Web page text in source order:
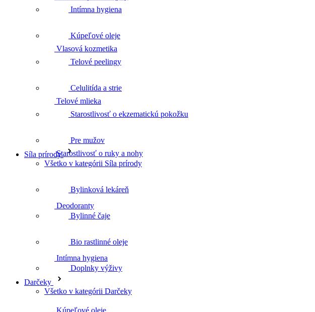
Vlasová kozmetika
Telové mlieka
Starostlivosť o ruky a nohy
Deodoranty
Intímna hygiena
Kúpeľové oleje
Intímna hygiena
Kúpeľové oleje
Telové peelingy
Celulitída a strie
Starostlivosť o ekzematickú pokožku
Pre mužov
Síla prírody
Všetko v kategórii Síla prírody
Bylinková lekáreň
Bylinné čaje
Bio rastlinné oleje
Doplnky výživy
Darčeky
Všetko v kategórii Darčeky